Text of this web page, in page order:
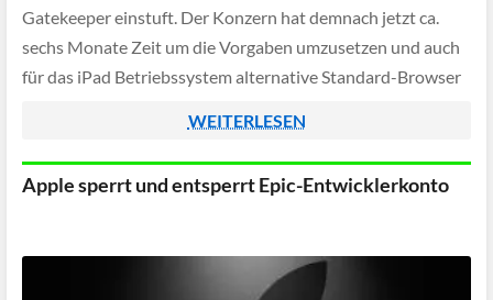
Gatekeeper einstuft. Der Konzern hat demnach jetzt ca.
sechs Monate Zeit um die Vorgaben umzusetzen und auch
für das iPad Betriebssystem alternative Standard-Browser
WEITERLESEN
Apple sperrt und entsperrt Epic-Entwicklerkonto